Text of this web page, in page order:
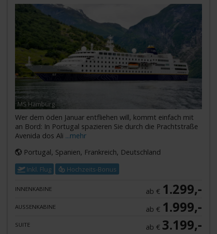
MS Hamburg
Wer dem öden Januar entfliehen will, kommt einfach mit
an Bord: In Portugal spazieren Sie durch die Prachtstraße
Avenida dos Ali ...mehr
Portugal, Spanien, Frankreich, Deutschland
Inkl. Flug Hochzeits-Bonus
INNENKABINE ab € 1.299,-
AUSSENKABINE ab € 1.999,-
SUITE ab €3.199,-